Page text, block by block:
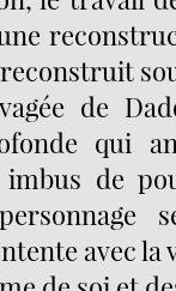
de
qui
de
avec